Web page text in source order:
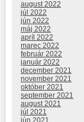
august 2022
júl 2022
jún 2022
máj 2022
apríl 2022
marec 2022
február 2022
január 2022
december 2021
november 2021
október 2021
september 2021
august 2021
júl 2021
jún 2021